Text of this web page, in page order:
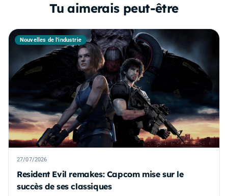
Tu aimerais peut-être
Nouvelles de l'industrie
27/07/2026
Resident Evil remakes: Capcom mise sur le
succès de ses classiques